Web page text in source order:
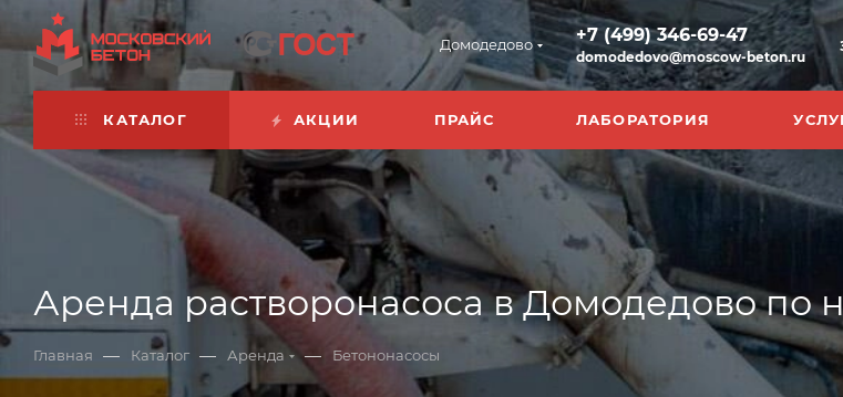
Домодедово +7 (499) 346-69-47
domodedovo@moscow-beton.ru
КАТАЛОГ АКЦИИ ПРАЙС ЛАБОРАТОРИЯ
Аренда растворонасоса в Домодедово по
Главная — Каталог — Аренда — Бетононасосы